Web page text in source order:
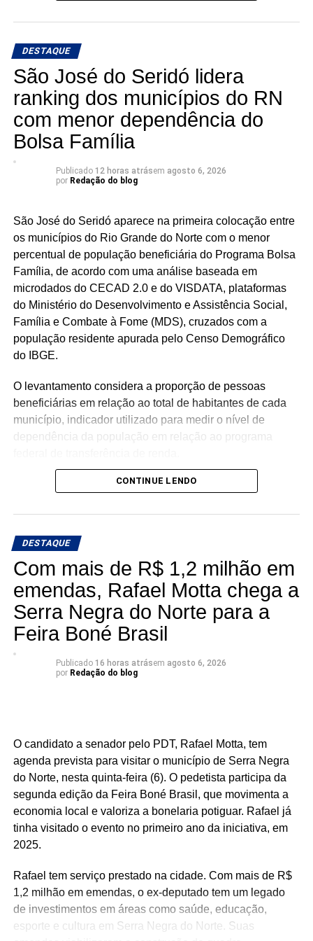
DESTAQUE
São José do Seridó lidera
ranking dos municípios do RN
com menor dependência do
Bolsa Família
Publicado 12 horas atrásem agosto 6, 2026
por Redação do blog
São José do Seridó aparece na primeira colocação entre
os municípios do Rio Grande do Norte com o menor
percentual de população beneficiária do Programa Bolsa
Família, de acordo com uma análise baseada em
microdados do CECAD 2.0 e do VISDATA, plataformas
do Ministério do Desenvolvimento e Assistência Social,
Família e Combate à Fome (MDS), cruzados com a
população residente apurada pelo Censo Demográfico
do IBGE.
O levantamento considera a proporção de pessoas
beneficiárias em relação ao total de habitantes de cada
município, indicador utilizado para medir o nível de
dependência da população em relação ao programa
Com população de 4.558 habitantes, São José do Seridó
Família, o equivalente a 13,6% da população, o menor
percentual entre os municípios potiguares analisados.
Na sequência aparecem Ouro Branco (16,7%), Cruzeta
(18,5%), Parnamirim (20,1%), Jardim do Seridó (20,7%),
Acari (21,8%), Natal (22,3%), Carnaúba dos Dantas
(23,2%), Mossoró (25,7%) e Caicó (30,2%).
Seridó está associado à diversificação da economia local
e à geração de empregos formais. O município possui
das famílias e reduzindo a necessidade de acesso ao
benefício.
Especialistas que analisaram os dados também atribuem
esse resultado ao trabalho desenvolvido pela política
municipal de assistência social. Na avaliação deles, a
atuação da gestão da Secretaria Municipal de Trabalho,
secretária Suzete Pereira, tem contribuído para fortalecer
ações de inclusão social, qualificação e
acompanhamento das famílias, favorecendo a autonomia
financeira e reduzindo a dependência de programas de
CONTINUE LENDO
DESTAQUE
Com mais de R$ 1,2 milhão em
emendas, Rafael Motta chega a
Serra Negra do Norte para a
Feira Boné Brasil
Publicado 16 horas atrásem agosto 6, 2026
por Redação do blog
O candidato a senador pelo PDT, Rafael Motta, tem
agenda prevista para visitar o município de Serra Negra
do Norte, nesta quinta-feira (6). O pedetista participa da
segunda edição da Feira Boné Brasil, que movimenta a
economia local e valoriza a bonelaria potiguar. Rafael já
tinha visitado o evento no primeiro ano da iniciativa, em
2025.
Rafael tem serviço prestado na cidade. Com mais de R$
1,2 milhão em emendas, o ex-deputado tem um legado
de investimentos em áreas como saúde, educação,
esporte e cultura em Serra Negra do Norte. Suas